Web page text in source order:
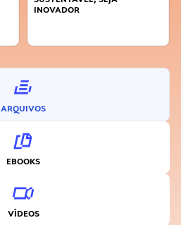
INOVADOR
ARQUIVOS
EBOOKS
VÍDEOS